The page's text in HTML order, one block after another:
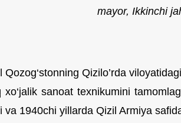
mayor, Ikkinchi
Qozog‘stonning Qizilo’rda
xo‘jalik sanoat texnikumini
va 1940chi yillarda Qizil Armiya